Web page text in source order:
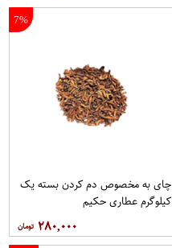
7%
چای به مخصوص دم کردن بسته یک
کیلوگرم عطاری حکیم
۲۸۰,۰۰۰